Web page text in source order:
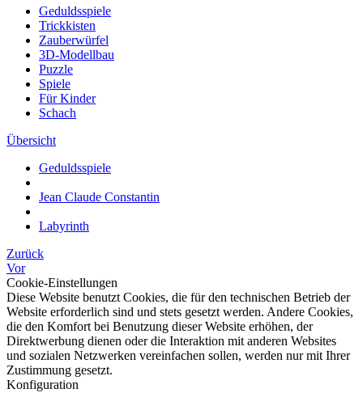
Geduldsspiele
Trickkisten
Zauberwürfel
3D-Modellbau
Puzzle
Spiele
Für Kinder
Schach
Übersicht
Geduldsspiele
Jean Claude Constantin
Labyrinth
Zurück
Vor
Cookie-Einstellungen
Diese Website benutzt Cookies, die für den technischen Betrieb der
Website erforderlich sind und stets gesetzt werden. Andere Cookies,
die den Komfort bei Benutzung dieser Website erhöhen, der
Direktwerbung dienen oder die Interaktion mit anderen Websites
und sozialen Netzwerken vereinfachen sollen, werden nur mit Ihrer
Zustimmung gesetzt.
Konfiguration